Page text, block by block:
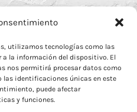
utilizamos tecnologías como las
a la información del dispositivo. El
nos permitirá procesar datos como
las identificaciones únicas en este
puede afectar
y funciones.